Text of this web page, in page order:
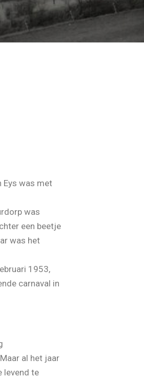
Eys was met
was
een beetje
was het
1953,
carnaval in
al het jaar
levend te